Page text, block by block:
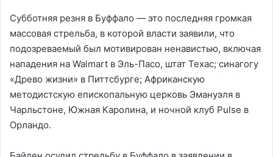
Субботняя резня в Буффало — это последняя громкая
массовая стрельба, в которой власти заявили, что
подозреваемый был мотивирован ненавистью, включая
нападения на Walmart в Эль-Пасо, штат Техас; синагогу
«Древо жизни» в Питтсбурге; Африканскую
методистскую епископальную церковь Эмануэля в
Чарльстоне, Южная Каролина, и ночной клуб Pulse в
Орландо.